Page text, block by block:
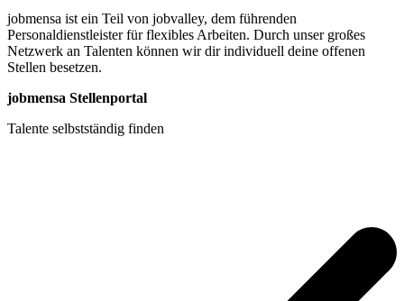
jobmensa ist ein Teil von jobvalley, dem führenden
Personaldienstleister für flexibles Arbeiten. Durch unser großes
Netzwerk an Talenten können wir dir individuell deine offenen
Stellen besetzen.
jobmensa Stellenportal
Talente selbstständig finden